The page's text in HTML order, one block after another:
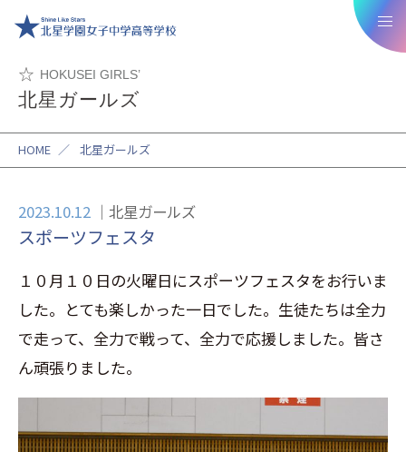
HOKUSEI GIRLS’
北星ガールズ
HOME ／ 北星ガールズ
2023.10.12 北星ガールズ
スポーツフェスタ
１０月１０日の火曜日にスポーツフェスタをお行いま
した。とても楽しかった一日でした。生徒たちは全力
で走って、全力で戦って、全力で応援しました。皆さ
ん頑張りました。